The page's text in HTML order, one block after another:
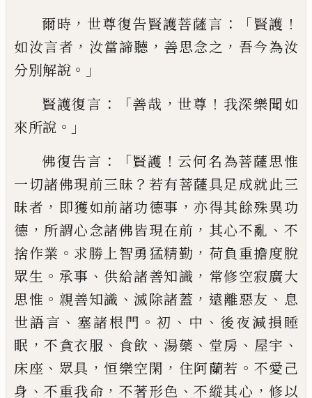
爾時 ， 世尊復告賢護菩薩言 ：「賢護 ！
如汝言者 ， 汝當諦聽 ， 善思念之 ， 吾今為汝
分別解說 。」
賢護復言 ：「善哉 ， 世尊 ！ 我深樂聞如
來所說 。」
佛復告言 ：「賢護 ！ 云何名為菩薩思惟
一切諸佛現前三昧 ？ 若有菩薩具足成就此三
昧者 ， 即獲如前諸功德事 ，亦得其餘殊異功
德 ， 所謂心念諸佛皆現在前 ， 其心不亂 、 不
捨作業 。 求勝上智勇猛精勤 ， 荷負重擔度脫
眾生 。 承事 、 供給諸善知識 ， 常修空寂廣大
思惟 。 親善知識 、滅除諸蓋 ， 遠離惡友 、 息
世語言 、 塞諸根門 。初 、 中 、 後夜減損睡
眠 ，不貪衣服 、 食飲 、 湯藥 、 堂房 、 屋宇 、
床座 、 眾具 ， 恒樂空閑 ， 住阿蘭若 。 不愛己
身 、不重我命 ， 不著形色 、不縱其心 ，修以